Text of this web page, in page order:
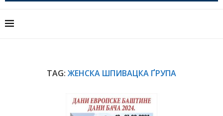
TAG: ЖЕНСКA ШПИВАЦКA ҐРУПA